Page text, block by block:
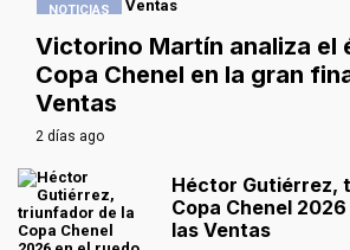
NOTICIAS
Victorino Martín analiza el
Copa Chenel en la gran
Ventas
2 días ago
Héctor Gutiérrez,
Copa Chenel
las Ventas